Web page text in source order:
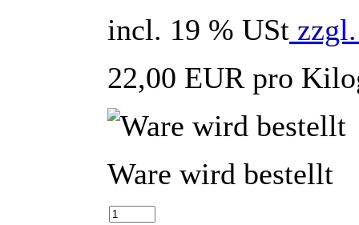
incl. 19 % USt
22,00 EUR pro
Ware wird bestellt